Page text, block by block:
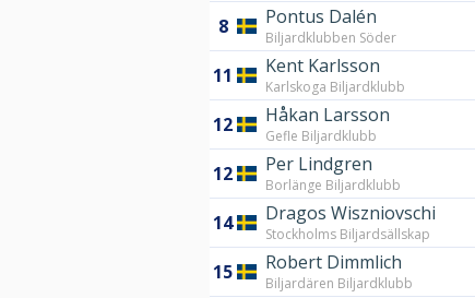
8 Pontus Dalén
Biljardklubben Söder
11 Kent Karlsson
Karlskoga Biljardklubb
12 Håkan Larsson
Gefle Biljardklubb
12 Per Lindgren
Borlänge Biljardklubb
14 Dragos Wiszniovschi
Stockholms Biljardsällskap
15 Robert Dimmlich
Biljardären Biljardklubb